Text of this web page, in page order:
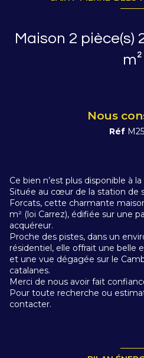
Maison 2 pièce(s) 2 chambre(s) 66
m²
Nous
Réf
Ce bien n’est plus disponible à
Située au cœur de la station de
Forcats, cette charmante
m² (loi Carrez), édifiée sur une
acquéreur.
Proche des pistes, dans un
résidentiel, elle offrait une belle
et une vue dégagée sur le
catalanes.
Merci de nous avoir fait
Pour toute recherche ou
contacter.